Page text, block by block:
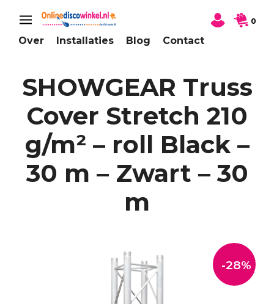
Over Installaties Blog Contact
0
SHOWGEAR Truss
Cover Stretch 210
g/m² – roll Black –
30 m – Zwart – 30
m
-28%